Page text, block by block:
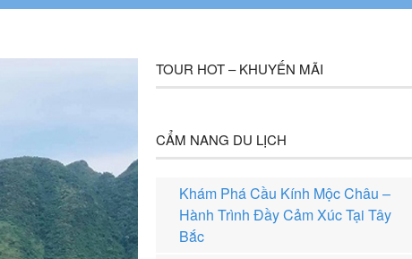
TOUR HOT – KHUYẾN MÃI
CẨM NANG DU LỊCH
Khám Phá Cầu Kính Mộc Châu –
Hành Trình Đầy Cảm Xúc Tại Tây
Bắc